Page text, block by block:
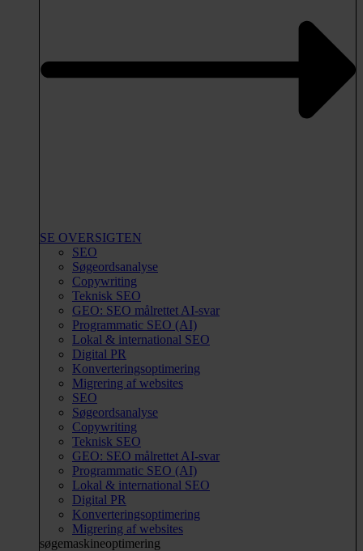
SE OVERSIGTEN
SEO
Søgeordsanalyse
Copywriting
Teknisk SEO
GEO: SEO målrettet AI-svar
Programmatic SEO (AI)
Lokal & international SEO
Digital PR
Konverteringsoptimering
Migrering af websites
SEO
Søgeordsanalyse
Copywriting
Teknisk SEO
GEO: SEO målrettet AI-svar
Programmatic SEO (AI)
Lokal & international SEO
Digital PR
Konverteringsoptimering
Migrering af websites
søgemaskineoptimering